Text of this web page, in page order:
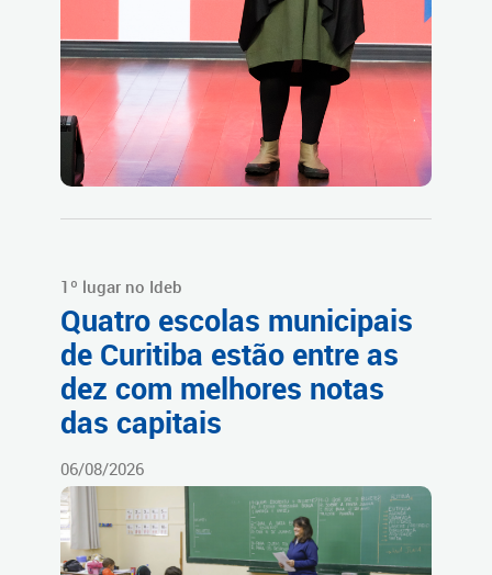
1º lugar no Ideb
Quatro escolas municipais
de Curitiba estão entre as
dez com melhores notas
das capitais
06/08/2026